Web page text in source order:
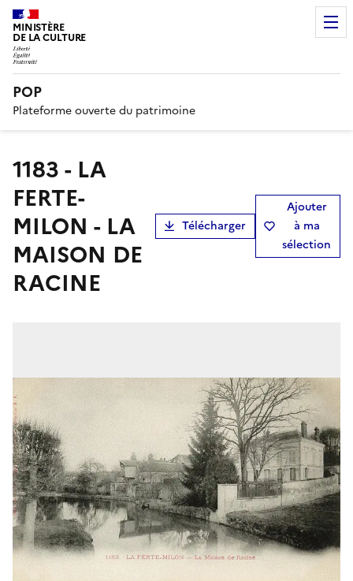
MINISTÈRE
DE LA CULTURE
POP
Plateforme ouverte du patrimoine
1183 - LA
FERTE-
MILON - LA
MAISON DE
RACINE
Télécharger
Ajouter
à ma
sélection